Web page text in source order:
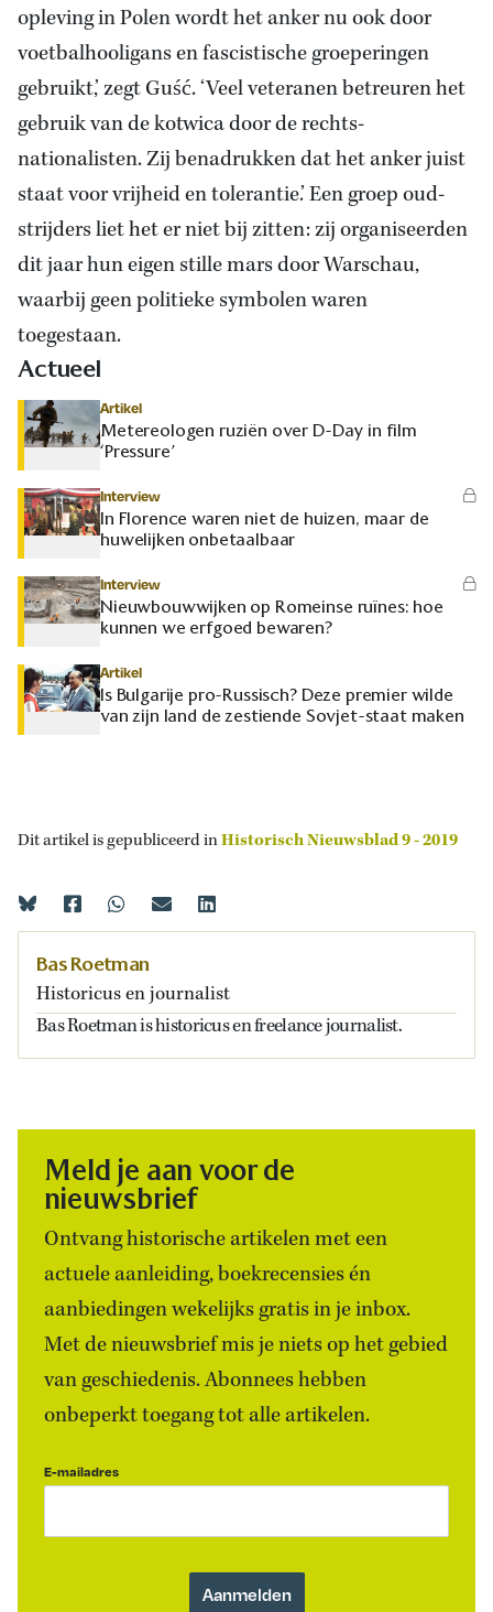
opleving in Polen wordt het anker nu ook door
voetbalhooligans en fascistische groeperingen
gebruikt,’ zegt Guść. ‘Veel veteranen betreuren het
gebruik van de kotwica door de rechts-
nationalisten. Zij benadrukken dat het anker juist
staat voor vrijheid en tolerantie.’ Een groep oud-
strijders liet het er niet bij zitten: zij organiseerden
dit jaar hun eigen stille mars door Warschau,
waarbij geen politieke symbolen waren
toegestaan.
Actueel
Artikel
Metereologen ruziën over D-Day in film
‘Pressure’
Interview
In Florence waren niet de huizen, maar de
huwelijken onbetaalbaar
Interview
Nieuwbouwwijken op Romeinse ruïnes: hoe
kunnen we erfgoed bewaren?
Artikel
Is Bulgarije pro-Russisch? Deze premier wilde
van zijn land de zestiende Sovjet-staat maken
Dit artikel is gepubliceerd inHistorisch Nieuwsblad 9 - 2019
Bas Roetman
Historicus en journalist
Bas Roetman is historicus en freelance journalist.
Meld je aan voor de
nieuwsbrief
Ontvang historische artikelen met een
actuele aanleiding, boekrecensies én
aanbiedingen wekelijks gratis in je inbox.
Met de nieuwsbrief mis je niets op het gebied
van geschiedenis. Abonnees hebben
onbeperkt toegang tot alle artikelen.
E-mailadres